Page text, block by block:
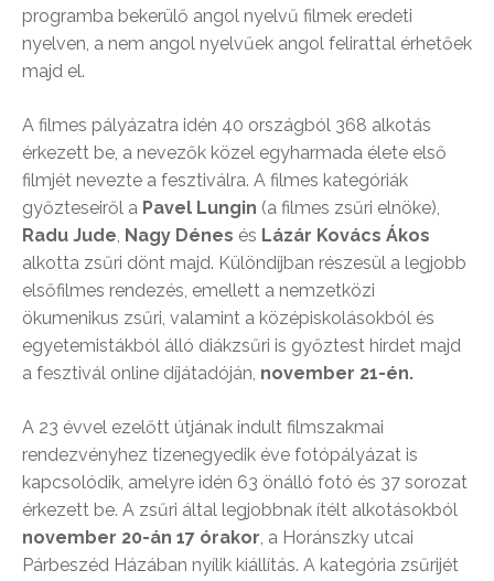
programba bekerülő angol nyelvű filmek eredeti
nyelven, a nem angol nyelvűek angol felirattal érhetőek
majd el.
A filmes pályázatra idén 40 országból 368 alkotás
érkezett be, a nevezők közel egyharmada élete első
filmjét nevezte a fesztiválra. A filmes kategóriák
győzteseiről a Pavel Lungin (a filmes zsűri elnöke),
Radu Jude, Nagy Dénes és Lázár Kovács Ákos
alkotta zsűri dönt majd. Különdíjban részesül a legjobb
elsőfilmes rendezés, emellett a nemzetközi
ökumenikus zsűri, valamint a középiskolásokból és
egyetemistákból álló diákzsűri is győztest hirdet majd
a fesztivál online díjátadóján, november 21-én.
A 23 évvel ezelőtt útjának indult filmszakmai
rendezvényhez tizenegyedik éve fotópályázat is
kapcsolódik, amelyre idén 63 önálló fotó és 37 sorozat
érkezett be. A zsűri által legjobbnak ítélt alkotásokból
november 20-án 17 órakor, a Horánszky utcai
Párbeszéd Házában nyílik kiállítás. A kategória zsűrijét